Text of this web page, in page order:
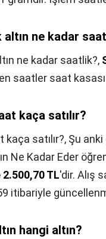
altın ne kadar
ne kadar saatlik?,
saatler saat
kaça satılır?
kaça satılır?, Şu
Ne Kadar Eder
TL'dir. Alış
itibariyle
hangi altın?